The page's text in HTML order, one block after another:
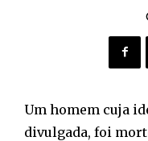
Um homem cuja
divulgada, foi